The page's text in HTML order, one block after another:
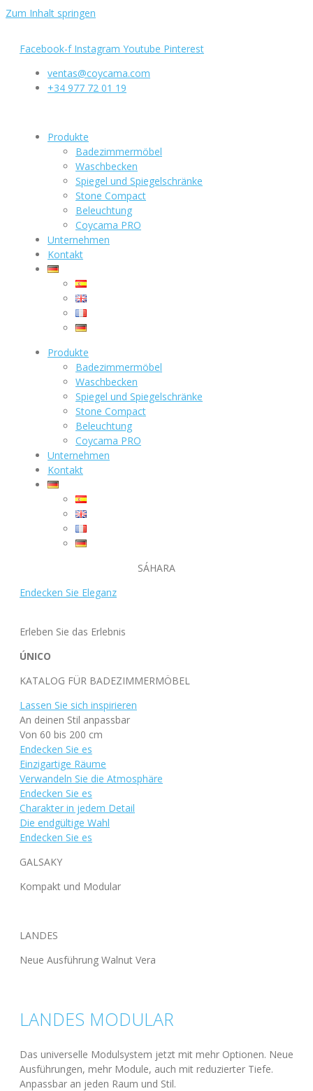
Zum Inhalt springen
Facebook-f Instagram Youtube Pinterest
ventas@coycama.com
+34 977 72 01 19
Produkte
Badezimmermöbel
Waschbecken
Spiegel und Spiegelschränke
Stone Compact
Beleuchtung
Coycama PRO
Unternehmen
Kontakt
Produkte
Badezimmermöbel
Waschbecken
Spiegel und Spiegelschränke
Stone Compact
Beleuchtung
Coycama PRO
Unternehmen
Kontakt
SÁHARA
Endecken Sie Eleganz
Erleben Sie das Erlebnis
ÚNICO
KATALOG FÜR BADEZIMMERMÖBEL
Lassen Sie sich inspirieren
An deinen Stil anpassbar
Von 60 bis 200 cm
Endecken Sie es
Einzigartige Räume
Verwandeln Sie die Atmosphäre
Endecken Sie es
Charakter in jedem Detail
Die endgültige Wahl
Endecken Sie es
GALSAKY
Kompakt und Modular
LANDES
Neue Ausführung Walnut Vera
LANDES MODULAR
Das universelle Modulsystem jetzt mit mehr Optionen. Neue
Ausführungen, mehr Module, auch mit reduzierter Tiefe.
Anpassbar an jeden Raum und Stil.